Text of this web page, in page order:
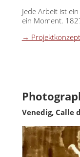
Jede Arbeit ist
ein Moment.
→ Projektkonzept
Venedig, Calle